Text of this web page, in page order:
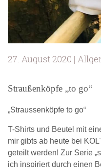
27. August 2020 |
Straußenköpfe „to go“
„Straussenköpfe to go“
T-Shirts und Beutel mit
mir gibts ab heute bei
geteilt werden! Zur Serie
ich inspiriert durch einen